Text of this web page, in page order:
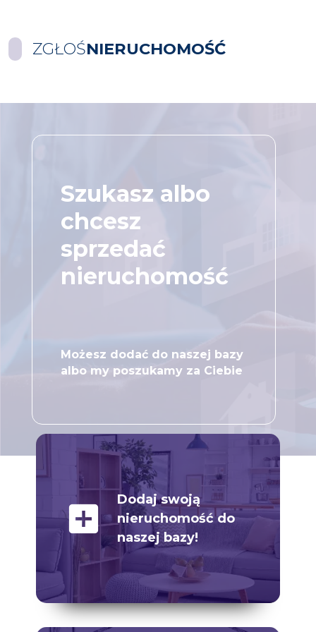
ZGŁOŚNIERUCHOMOŚĆ
Szukasz albo
chcesz
sprzedać
nieruchomość
Możesz dodać do naszej bazy
albo my poszukamy za Ciebie
add_box
Dodaj swoją
nieruchomość do
naszej bazy!